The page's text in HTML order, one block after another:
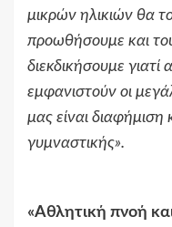
μικρών ηλικιών θα
προωθήσουμε και
διεκδικήσουμε
εμφανιστούν οι
μας είναι διαφήμιση
γυμναστικής».
«Αθλητική πνοή